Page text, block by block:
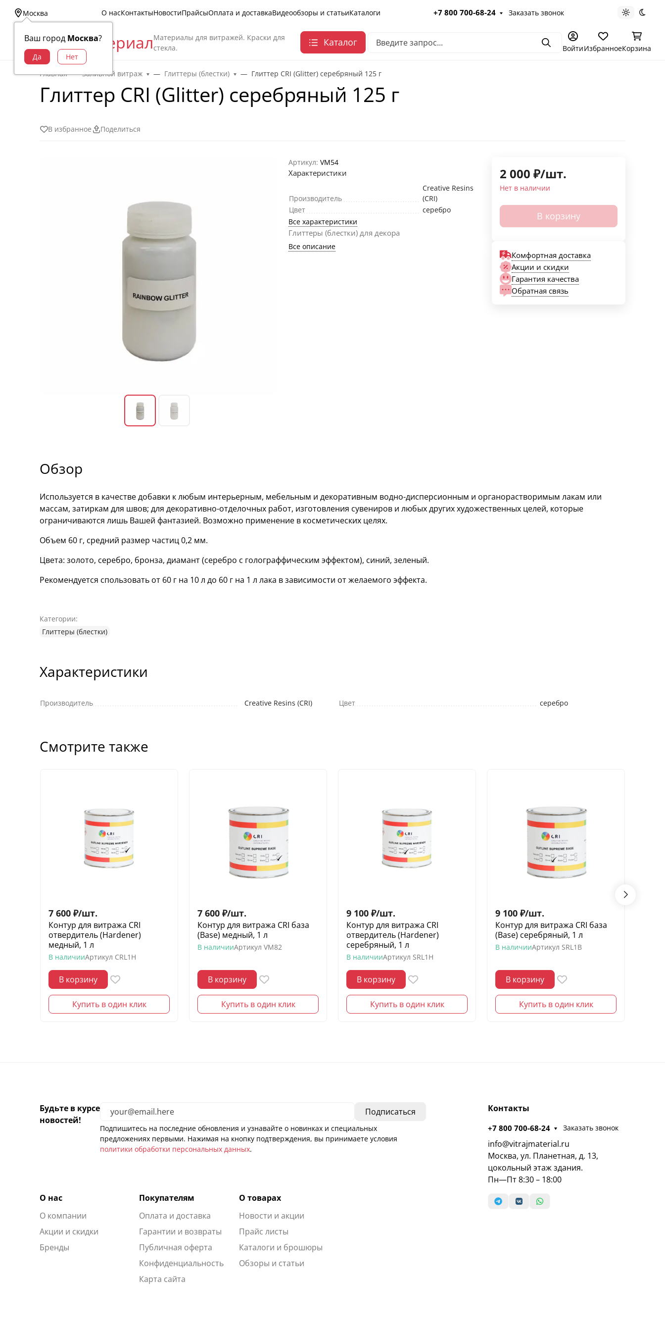
Москва
Ваш город Москва?
О насКонтактыНовостиПрайсыОплата и доставкаВидеообзоры и статьиКаталоги +7 800 700-68-24 Заказать звонок Светлая
Витраж МатериалМатериалы для витражей. Краски для
стекла.
Каталог ПоискВойтиИзбранноеКорзина
Главная Заливной витраж Глиттеры (блестки) Глиттер CRI (Glitter) серебряный 125 г
Глиттер CRI (Glitter) серебряный 125 г
В избранное Поделиться
Артикул: VM54
Характеристики
Производитель
Creative Resins
(CRI)
Цвет
серебро
Все характеристики
Глиттеры (блестки) для декора
Все описание
2 000 ₽/шт.
Нет в наличии
В корзину
Комфортная доставка
Акции и скидки
Гарантия качества
Обратная связь
Обзор
Используется в качестве добавки к любым интерьерным, мебельным и декоративным водно-дисперсионным и органорастворимым лакам или
массам, затиркам для швов; для декоративно-отделочных работ, изготовления сувениров и любых других художественных целей, которые
ограничиваются лишь Вашей фантазией. Возможно применение в косметических целях.
Объем 60 г, средний размер частиц 0,2 мм.
Цвета: золото, серебро, бронза, диамант (серебро с голограффическим эффектом), синий, зеленый.
Рекомендуется спользовать от 60 г на 10 л до 60 г на 1 л лака в зависимости от желаемого эффекта.
Категории:
Глиттеры (блестки)
Характеристики
Производитель Creative Resins (CRI) Цвет серебро
Смотрите также
7 600 ₽/шт.
Контур для витража CRI
отвердитель (Hardener)
медный, 1 л
В наличииАртикул CRL1H
В корзину
Купить в один клик
7 600 ₽/шт.
Контур для витража CRI база
(Base) медный, 1 л
В наличииАртикул VM82
В корзину
Купить в один клик
9 100 ₽/шт.
Контур для витража CRI
отвердитель (Hardener)
серебряный, 1 л
В наличииАртикул SRL1H
В корзину
Купить в один клик
9 100 ₽/шт.
Контур для витража CRI база
(Base) серебряный, 1 л
В наличииАртикул SRL1B
В корзину
Купить в один клик
Будьте в курсе
новостей!
Подпишитесь на последние обновления и узнавайте о новинках и специальных
предложениях первыми. Нажимая на кнопку подтверждения, вы принимаете условия
политики обработки персональных данных.
О нас
О компании
Акции и скидки
Бренды
Покупателям
Оплата и доставка
Гарантии и возвраты
Публичная оферта
Конфиденциальность
Карта сайта
О товарах
Новости и акции
Прайс листы
Каталоги и брошюры
Обзоры и статьи
Контакты
+7 800 700-68-24 Заказать звонок
info@vitrajmaterial.ru
Москва, ул. Планетная, д. 13,
цокольный этаж здания.
Пн—Пт 8:30 – 18:00